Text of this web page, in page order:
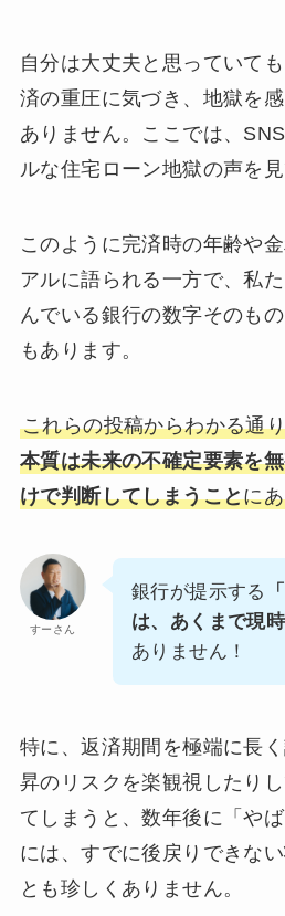
自分は大丈夫と思っていて
済の重圧に気づき、地獄を
ありません。ここでは、
ルな住宅ローン地獄の声を見
このように完済時の年齢や
アルに語られる一方で、私
んでいる銀行の数字そのも
もあります。
これらの投稿からわかる通
本質は未来の不確定要素を
けで判断してしまうことに
すーさん
銀行が提示する
は、あくまで現
ありません！
特に、返済期間を極端に長
昇のリスクを楽観視したり
てしまうと、数年後に「や
には、すでに後戻りできな
とも珍しくありません。